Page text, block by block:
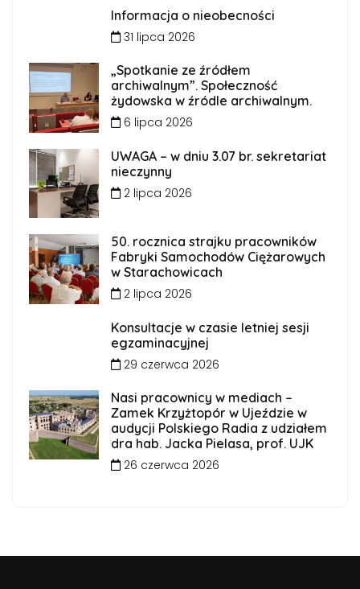
Informacja o nieobecności
31 lipca 2026
„Spotkanie ze źródłem
archiwalnym”. Społeczność
żydowska w źródle archiwalnym.
6 lipca 2026
UWAGA – w dniu 3.07 br. sekretariat
nieczynny
2 lipca 2026
50. rocznica strajku pracowników
Fabryki Samochodów Ciężarowych
w Starachowicach
2 lipca 2026
Konsultacje w czasie letniej sesji
egzaminacyjnej
29 czerwca 2026
Nasi pracownicy w mediach –
Zamek Krzyżtopór w Ujeździe w
audycji Polskiego Radia z udziałem
dra hab. Jacka Pielasa, prof. UJK
26 czerwca 2026